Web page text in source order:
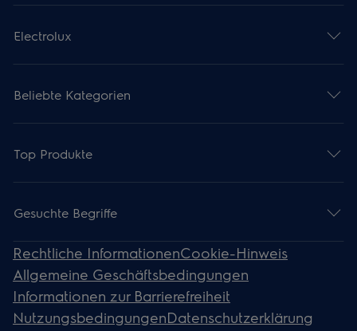
Electrolux
Beliebte Kategorien
Top Produkte
Gesuchte Begriffe
Rechtliche InformationenCookie-Hinweis
Allgemeine Geschäftsbedingungen
Informationen zur Barrierefreiheit
NutzungsbedingungenDatenschutzerklärung